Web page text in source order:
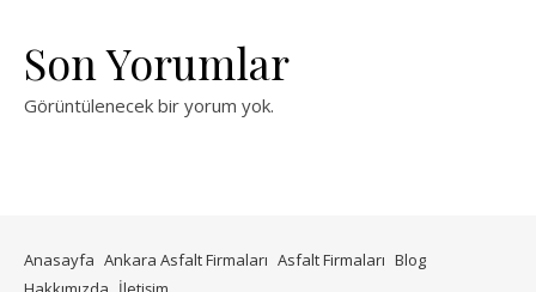
Son Yorumlar
Görüntülenecek bir yorum yok.
Anasayfa Ankara Asfalt Firmaları Asfalt Firmaları Blog